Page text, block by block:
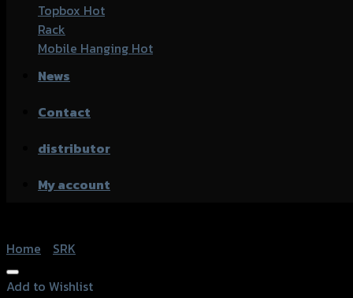
Topbox
Rack
Mobile Hanging
News
Contact
distributor
My account
Home
SRK
Add to Wishlist